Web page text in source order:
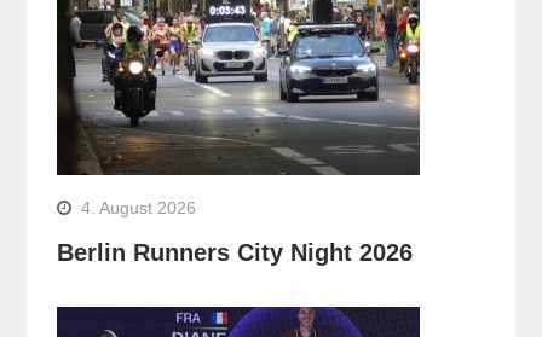
4. August 2026
Berlin Runners City Night 2026